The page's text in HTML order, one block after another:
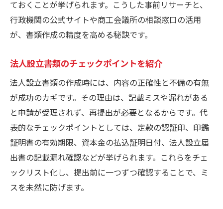
ておくことが挙げられます。こうした事前リサーチと、
行政機関の公式サイトや商工会議所の相談窓口の活用
が、書類作成の精度を高める秘訣です。
法人設立書類のチェックポイントを紹介
法人設立書類の作成時には、内容の正確性と不備の有無
が成功のカギです。その理由は、記載ミスや漏れがある
と申請が受理されず、再提出が必要となるからです。代
表的なチェックポイントとしては、定款の認証印、印鑑
証明書の有効期限、資本金の払込証明日付、法人設立届
出書の記載漏れ確認などが挙げられます。これらをチェ
ックリスト化し、提出前に一つずつ確認することで、ミ
スを未然に防げます。